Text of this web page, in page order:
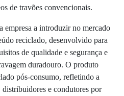
de travões convencionais.
empresa a introduzir no mercado
reciclado, desenvolvido para
de qualidade e segurança e
duradouro. O produto
pós-consumo, refletindo a
e condutores por